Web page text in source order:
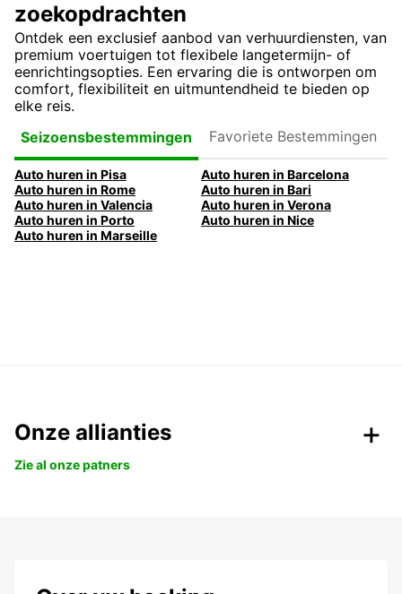
zoekopdrachten
Ontdek een exclusief aanbod van verhuurdiensten, van
premium voertuigen tot flexibele langetermijn- of
eenrichtingsopties. Een ervaring die is ontworpen om
comfort, flexibiliteit en uitmuntendheid te bieden op
elke reis.
Seizoensbestemmingen
Bestemmingen
Auto huren in Pisa
Auto huren in Barcelona
Auto huren in Rome
Auto huren in Bari
Auto huren in Valencia
Auto huren in Verona
Auto huren in Porto
Auto huren in Nice
Auto huren in Marseille
Onze allianties
Zie al onze patners